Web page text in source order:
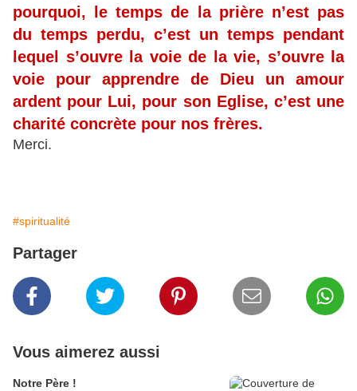
pourquoi, le temps de la prière n’est pas
du temps perdu, c’est un temps pendant
lequel s’ouvre la voie de la vie, s’ouvre la
voie pour apprendre de Dieu un amour
ardent pour Lui, pour son Eglise, c’est une
charité concrète pour nos frères.
Merci.
#spiritualité
Partager
Vous aimerez aussi
Notre Père !